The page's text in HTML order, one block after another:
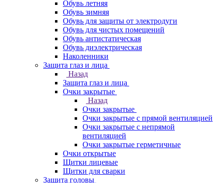
Обувь летняя
Обувь зимняя
Обувь для защиты от электродуги
Обувь для чистых помещений
Обувь антистатическая
Обувь диэлектрическая
Наколенники
Защита глаз и лица
Назад
Защита глаз и лица
Очки закрытые
Назад
Очки закрытые
Очки закрытые с прямой вентиляцией
Очки закрытые с непрямой
вентиляцией
Очки закрытые герметичные
Очки открытые
Щитки лицевые
Щитки для сварки
Защита головы